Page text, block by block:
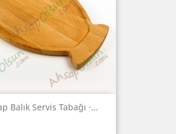
Balık Servis Tabağı ·...